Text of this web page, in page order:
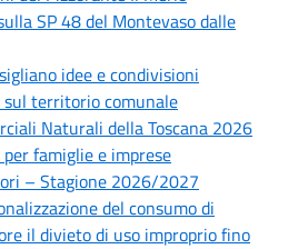
SP 48 del Montevaso dalle
idee e condivisioni
sul territorio comunale
Naturali della Toscana 2026
famiglie e imprese
– Stagione 2026/2027
del consumo di
il divieto di uso improprio fino